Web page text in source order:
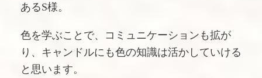
あるS様。
色を学ぶことで、コミュニケーションも拡が
り、キャンドルにも色の知識は活かしていける
と思います。